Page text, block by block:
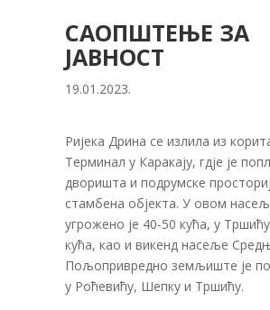
САОПШТЕЊЕ ЗА
ЈАВНОСТ
19.01.2023.
Ријека Дрина се излила из
Терминал у Каракају, гдје је
дворишта и подрумске
стамбена објекта. У овом
угрожено је 40-50 кућа, у
кућа, као и викенд насеље
Пољопривредно земљиште је
у Роћевићу, Шепку и Тршићу.